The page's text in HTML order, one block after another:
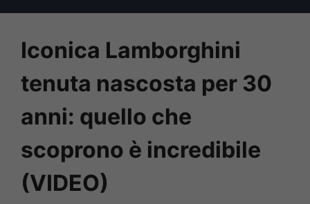
Iconica Lamborghini
tenuta nascosta per 30
anni: quello che
scoprono è incredibile
(VIDEO)